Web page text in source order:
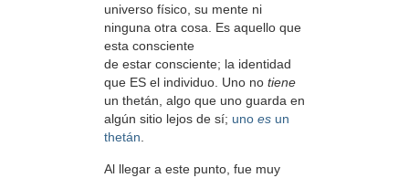
universo físico, su mente ni
ninguna otra cosa. Es aquello que
esta consciente
de estar consciente; la identidad
que ES el individuo. Uno no tiene
un thetán, algo que uno guarda en
algún sitio lejos de sí; uno es un
thetán.
Al llegar a este punto, fue muy